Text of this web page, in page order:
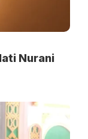
Nurani